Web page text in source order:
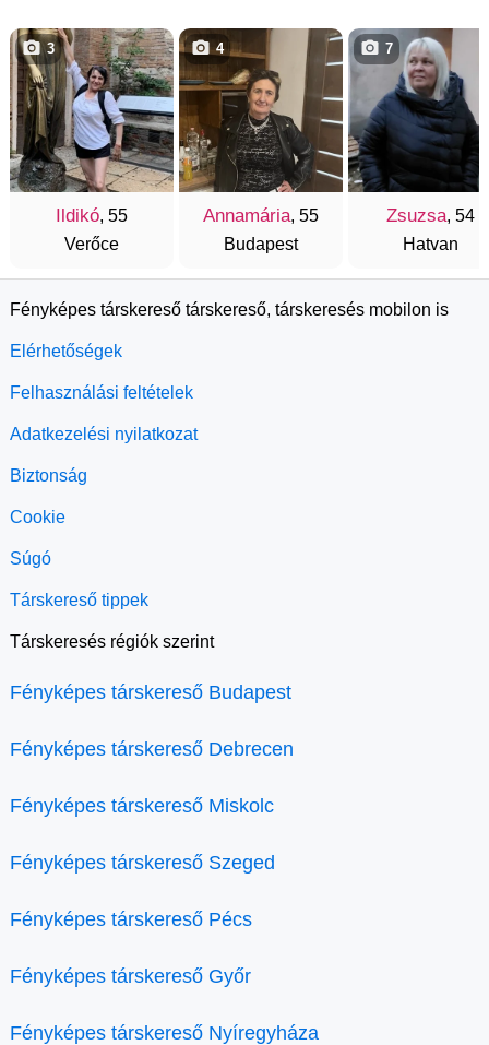
Ildikó, 55
Verőce
3
Annamária, 55
Budapest
4
Zsuzsa, 54
Hatvan
7
Fényképes társkereső társkereső, társkeresés mobilon is
Elérhetőségek
Felhasználási feltételek
Adatkezelési nyilatkozat
Biztonság
Cookie
Súgó
Társkereső tippek
Társkeresés régiók szerint
Fényképes társkereső Budapest
Fényképes társkereső Debrecen
Fényképes társkereső Miskolc
Fényképes társkereső Szeged
Fényképes társkereső Pécs
Fényképes társkereső Győr
Fényképes társkereső Nyíregyháza